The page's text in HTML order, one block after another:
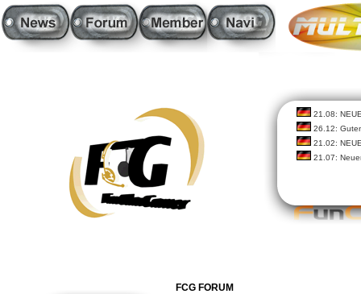
21.08:
26.12:
21.02:
21.07:
FCG FORUM